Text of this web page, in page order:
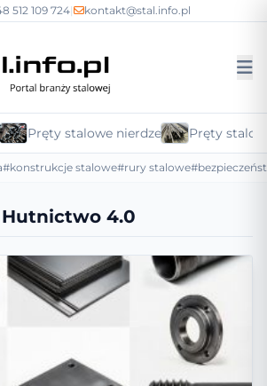
512 109 724| kontakt@stal.info.pl
Pręty stalowe nierdzewnePręty
#konstrukcje stalowe#rury stalowe
Hutnictwo 4.0